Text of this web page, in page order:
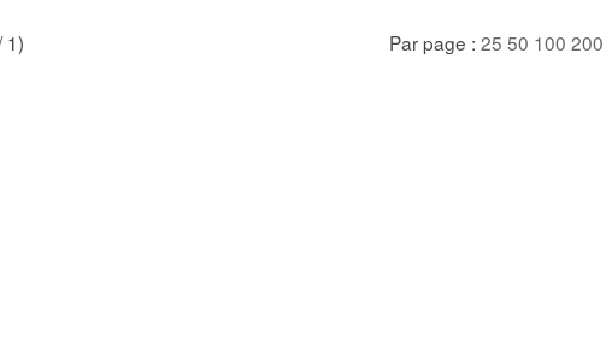
1) Par page : 25 50 100 200